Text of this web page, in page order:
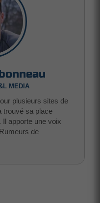
MEDIA
plusieurs sites de
trouvé sa place
apporte une voix
de